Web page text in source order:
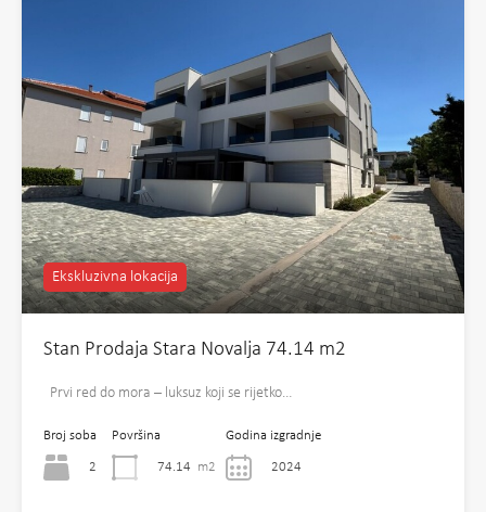
Ekskluzivna lokacija
Stan Prodaja Stara Novalja 74.14 m2
Prvi red do mora – luksuz koji se rijetko…
Broj soba
2
Površina
74.14 m2
Godina izgradnje
2024